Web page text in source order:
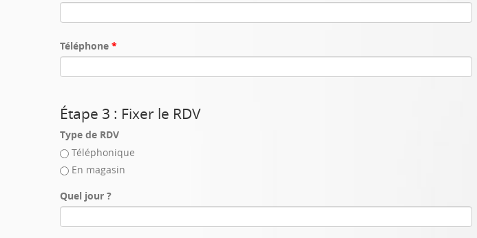
Téléphone *
Étape 3 : Fixer le RDV
Type de RDV
Téléphonique
En magasin
Quel jour ?